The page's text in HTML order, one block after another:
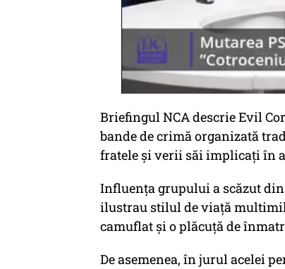
Briefingul NCA descrie Evil
bande de crimă organizată
fratele și verii săi implicați în
Influența grupului a scăzut
ilustrau stilul de viață
camuflat și o plăcuță de
De asemenea, în jurul acelei